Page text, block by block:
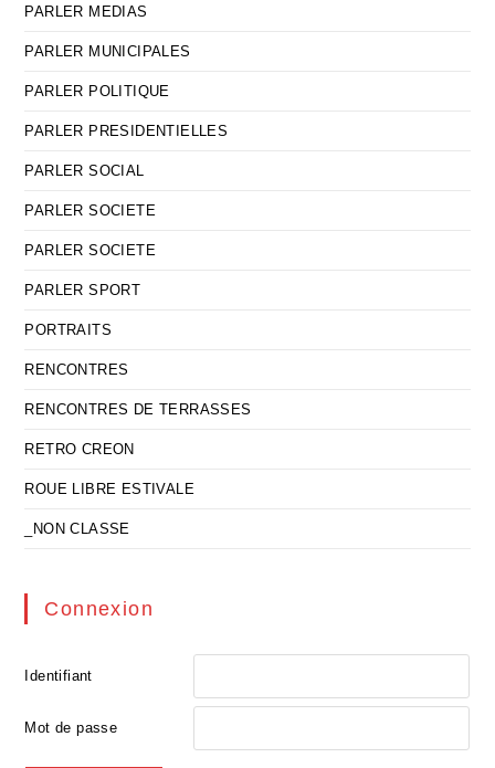
PARLER MEDIAS
PARLER MUNICIPALES
PARLER POLITIQUE
PARLER PRESIDENTIELLES
PARLER SOCIAL
PARLER SOCIETE
PARLER SOCIETE
PARLER SPORT
PORTRAITS
RENCONTRES
RENCONTRES DE TERRASSES
RETRO CREON
ROUE LIBRE ESTIVALE
_NON CLASSE
Connexion
Identifiant
Mot de passe